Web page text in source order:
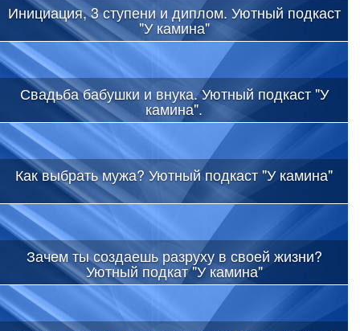
Инициация, 3 ступени и диплом. Уютный подкаст
"У камина"
Свадьба бабушки и внука. Уютный подкаст "У
камина".
Как выбрать мужа? Уютный подкаст "У камина"
Зачем ты создаешь разруху в своей жизни?
Уютный подкат "У камина"